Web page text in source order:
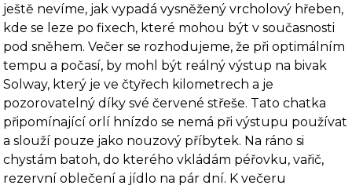
ještě nevíme, jak vy­padá vysněžený vrcholový hřeben,
kde se leze po fixech, které mohou být v současnosti
pod sněhem. Večer se rozhodujeme, že při optimálním
tempu a počasí, by mohl být reálný výstup na bivak
Solway, který je ve čtyřech kilometrech a je
pozorovatelný díky své červené střeše. Tato chatka
připomínající orlí hnízdo se nemá při výstupu používat
a slouží pouze jako nou­zový příbytek. Na ráno si
chystám batoh, do kterého vkládám péřovku, vařič,
rezervní oble­čení a jídlo na pár dní. K večeru